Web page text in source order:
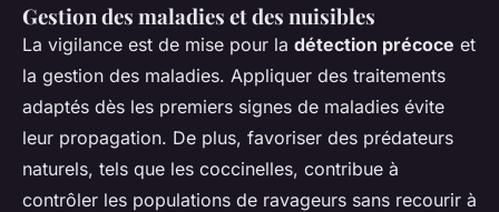
Gestion des maladies et des nuisibles
La vigilance est de mise pour la détection précoce et
la gestion des maladies. Appliquer des traitements
adaptés dès les premiers signes de maladies évite
leur propagation. De plus, favoriser des prédateurs
naturels, tels que les coccinelles, contribue à
contrôler les populations de ravageurs sans recourir à